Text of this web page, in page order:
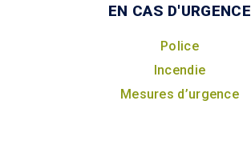
EN CAS D'URGENCE
Police
Incendie
Mesures d’urgence